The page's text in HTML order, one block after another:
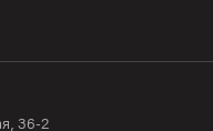
36-2